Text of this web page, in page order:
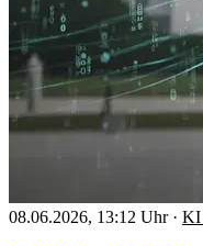
08.06.2026, 13:12 Uhr · KI